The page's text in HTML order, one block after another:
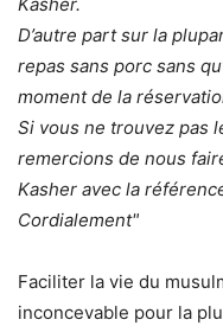
D’autre part sur la
repas sans porc sans
moment de la
Si vous ne trouvez pas
remercions de nous
Kasher avec la
Cordialement"
Faciliter la vie du
inconcevable pour la